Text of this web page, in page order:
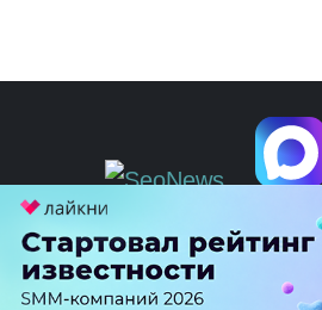
ПЕРЕЙТИ НА
© SEOnews.ru Все